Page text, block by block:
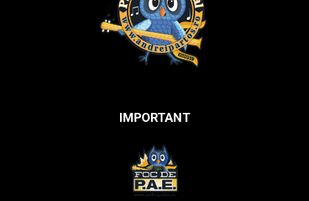
IMPORTANT